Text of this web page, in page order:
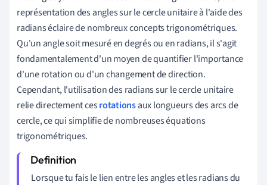
représentation des angles sur le cercle unitaire à l'aide des
radians éclaire de nombreux concepts trigonométriques.
Qu'un angle soit mesuré en degrés ou en radians, il s'agit
fondamentalement d'un moyen de quantifier l'importance
d'une rotation ou d'un changement de direction.
Cependant, l'utilisation des radians sur le cercle unitaire
relie directement cesrotationsaux longueurs des arcs de
cercle, ce qui simplifie de nombreuses équations
trigonométriques.
Lorsque tu fais le lien entre les angles et les radians du